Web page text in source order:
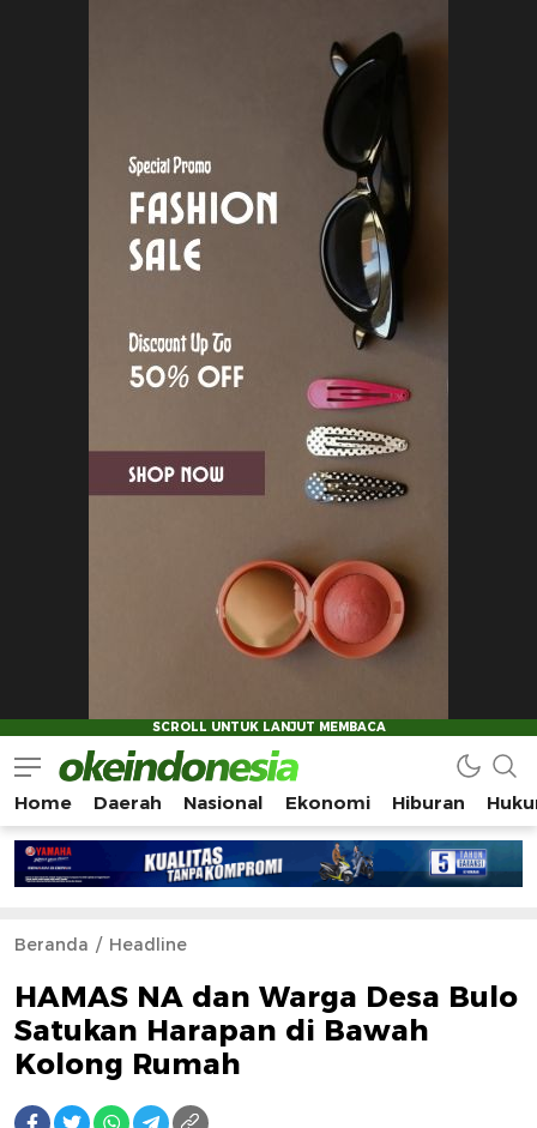
Okeindonesia.Online
Mengonlinekan Indonesia Secara Utuh
Home Daerah Nasional Ekonomi Hiburan
Beranda Headline
HAMAS NA dan Warga Desa Bulo
Satukan Harapan di Bawah
Kolong Rumah